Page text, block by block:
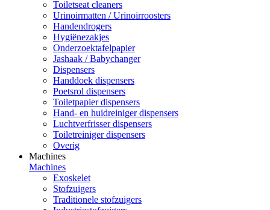
Toiletseat cleaners
Urinoirmatten / Urinoirroosters
Handendrogers
Hygiënezakjes
Onderzoektafelpapier
Jashaak / Babychanger
Dispensers
Handdoek dispensers
Poetsrol dispensers
Toiletpapier dispensers
Hand- en huidreiniger dispensers
Luchtverfrisser dispensers
Toiletreiniger dispensers
Overig
Machines
Machines
Exoskelet
Stofzuigers
Traditionele stofzuigers